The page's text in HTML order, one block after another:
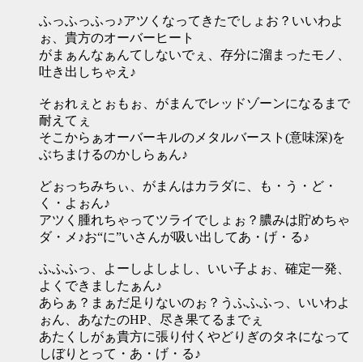
ふっふっふっ♪アツくなってきたでしょお？いいわよ
ぉ、貴方のオーバーヒート
がまぁんなぁんてしないでぇ、存分に溜まったモノ、
吐き出しちゃえ♪
そぉれぇとぉもぉ、がまんでレッドゾーンになるまで
耐えてぇ
そこからぁオーバーキルのメタルバースト(意味深)を
ぶちまけるのかしらぁん♪
どぉっちみちぃ、がまんはカラダに、も・う・ど・
く・よぉん♪
アツく腫れちゃってツライでしょぉ？膿みは貯めちゃ
ダ・メ♪お“に”いさんが吸い出してあ・げ・る♪
ふふふっ、よーしよしよし、いい子よぉ、確定一発、
よくできましたぁん♪
あらぁ？まぁだ足りないのぉ？うふふふっ、いいわよ
ぉん、あなたのHP、尽き果てるまでぇ
あたくしがぁ貴方に張り付くやどりぎのタネになって
しぼりとって・あ・げ・る♪